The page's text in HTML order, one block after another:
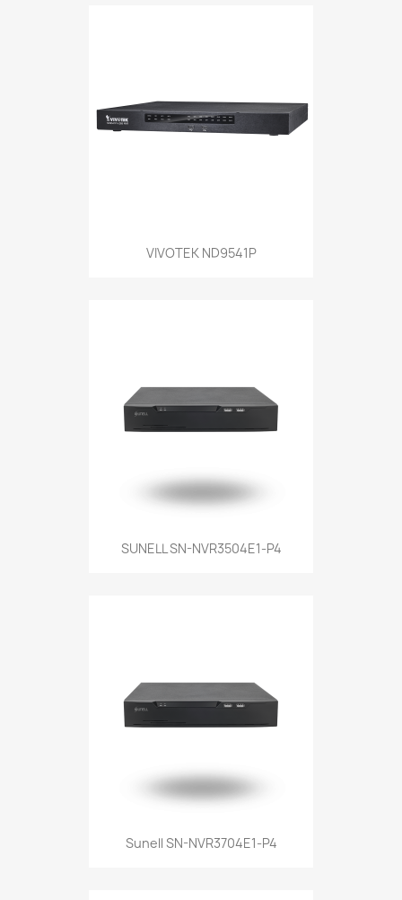
VIVOTEK ND9541P
SUNELL SN-NVR3504E1-P4
Sunell SN-NVR3704E1-P4